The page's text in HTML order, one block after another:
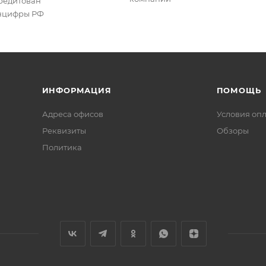
РФ
ИНФОРМАЦИЯ
Адреса офисов
Реквизиты
Политика
ПОМОЩЬ
Условия
Обзоры